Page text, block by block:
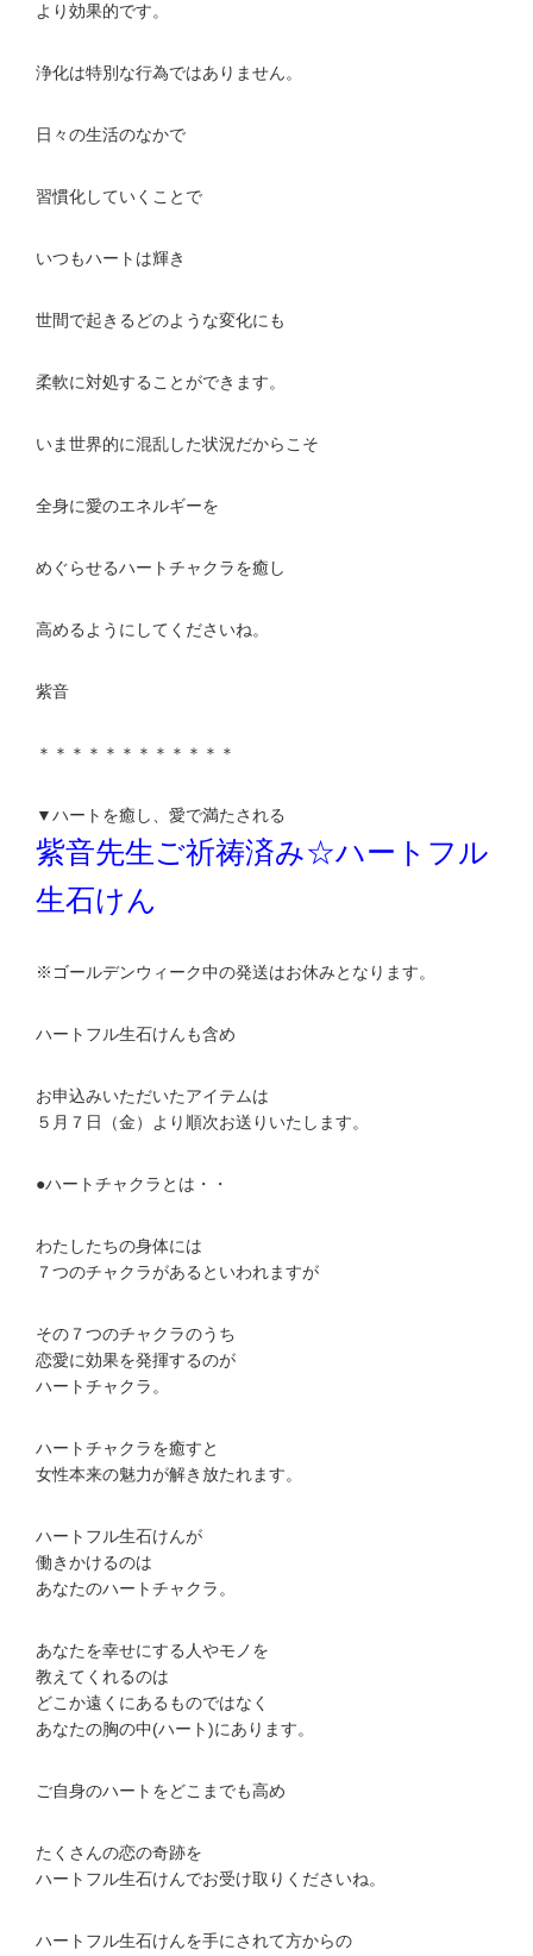
より効果的です。
浄化は特別な行為ではありません。
日々の生活のなかで
習慣化していくことで
いつもハートは輝き
世間で起きるどのような変化にも
柔軟に対処することができます。
いま世界的に混乱した状況だからこそ
全身に愛のエネルギーを
めぐらせるハートチャクラを癒し
高めるようにしてくださいね。
紫音
＊＊＊＊＊＊＊＊＊＊＊＊
▼ハートを癒し、愛で満たされる
紫音先生ご祈祷済み☆ハートフル
生石けん
※ゴールデンウィーク中の発送はお休みとなります。
ハートフル生石けんも含め
お申込みいただいたアイテムは
５月７日（金）より順次お送りいたします。
●ハートチャクラとは・・
わたしたちの身体には
７つのチャクラがあるといわれますが
その７つのチャクラのうち
恋愛に効果を発揮するのが
ハートチャクラ。
ハートチャクラを癒すと
女性本来の魅力が解き放たれます。
ハートフル生石けんが
働きかけるのは
あなたのハートチャクラ。
あなたを幸せにする人やモノを
教えてくれるのは
どこか遠くにあるものではなく
あなたの胸の中(ハート)にあります。
ご自身のハートをどこまでも高め
たくさんの恋の奇跡を
ハートフル生石けんでお受け取りくださいね。
ハートフル生石けんを手にされて方からの